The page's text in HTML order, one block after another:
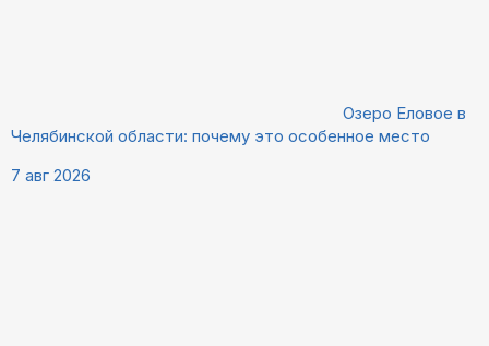
Озеро Еловое в
Челябинской области: почему это особенное место
7 авг 2026